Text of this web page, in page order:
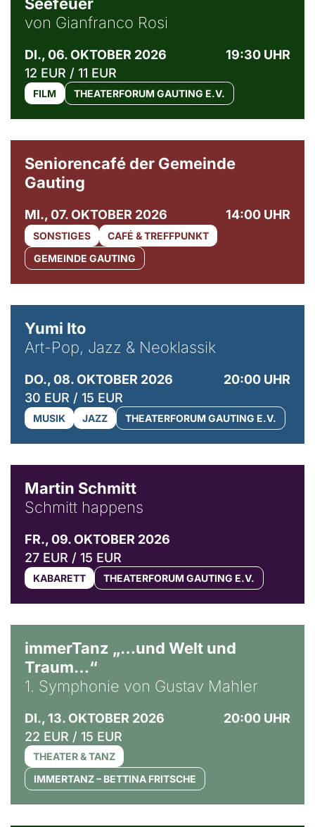
von Gianfranco Rosi
DI., 06. OKTOBER 2026
19:30 UHR
12 EUR / 11 EUR
FILM THEATERFORUM GAUTING E.V.
Seniorencafé der Gemeinde
Gauting
MI., 07. OKTOBER 2026 14:00 UHR
SONSTIGES
CAFÉ & TREFFPUNKT
GEMEINDE GAUTING
Yumi Ito
Art-Pop, Jazz & Neoklassik
DO., 08. OKTOBER 2026
20:00 UHR
30 EUR / 15 EUR
MUSIK JAZZ THEATERFORUM GAUTING E.V.
Martin Schmitt
Schmitt happens
FR., 09. OKTOBER 2026
27 EUR / 15 EUR
KABARETT THEATERFORUM GAUTING E.V.
immerTanz „…und Welt und
Traum…“
1. Symphonie von Gustav Mahler
DI., 13. OKTOBER 2026
20:00 UHR
22 EUR / 15 EUR
THEATER & TANZ
IMMERTANZ – BETTINA FRITSCHE